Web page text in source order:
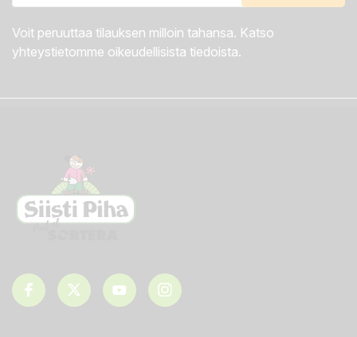
Voit peruuttaa tilauksen milloin tahansa. Katso
yhteystietomme oikeudellisista tiedoista.